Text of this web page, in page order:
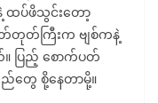
နဲ့ ထပ်ဖိသွင်းတော့
တ်ကြီးက ဗျစ်ကနဲ့
ပြည့် စောက်ပတ်
တွေ စို့နေတာမို့။